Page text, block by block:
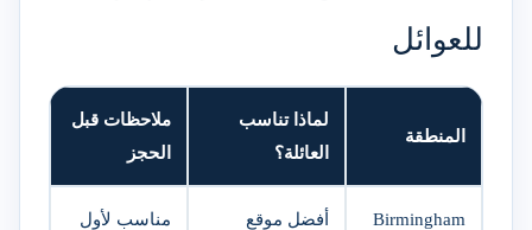
للعوائل
المنطقة
لماذا تناسب
العائلة؟
ملاحظات قبل
الحجز
Birmingham
أفضل موقع
مناسب لأول